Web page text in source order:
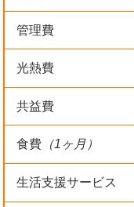
管理費
光熱費
共益費
食費（1ヶ月）
生活支援サービス